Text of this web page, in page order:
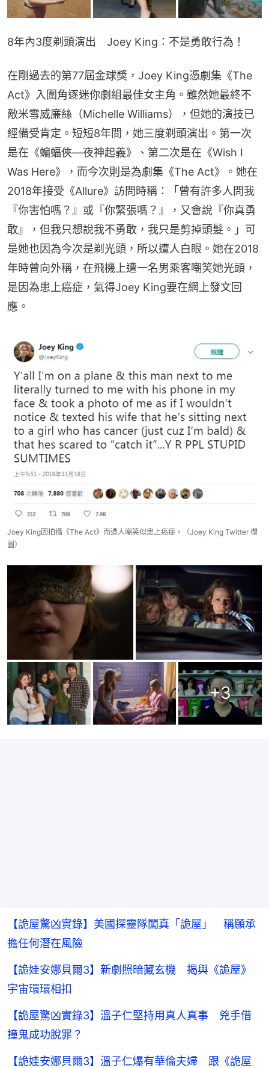
8年內3度剃頭演出　Joey King：不是勇敢行為！
在剛過去的第77屆金球獎，Joey King憑劇集《The
Act》入圍角逐迷你劇組最佳女主角。雖然她最終不
敵米雪威廉絲（Michelle Williams），但她的演技已
經備受肯定。短短8年間，她三度剃頭演出。第一次
是在《蝙蝠俠—夜神起義》、第二次是在《Wish I
Was Here》，而今次則是為劇集《The Act》。她在
2018年接受《Allure》訪問時稱：「曾有許多人問我
『你害怕嗎？』或『你緊張嗎？』，又會說『你真勇
敢』，但我只想說我不勇敢，我只是剪掉頭髮。」可
是她也因為今次是剃光頭，所以遭人白眼。她在2018
年時曾向外稱，在飛機上遭一名男乘客嘲笑她光頭，
是因為患上癌症，氣得Joey King要在網上發文回
應。
Joey King因拍攝《The Act》而遭人嘲笑似患上癌症。（Joey King Twitter 擷
圖）
+3
【詭屋驚凶實錄】美國探靈隊闖真「詭屋」 稱願承
擔任何潛在風險
【詭娃安娜貝爾3】新劇照暗藏玄機 揭與《詭屋》
宇宙環環相扣
【詭屋驚凶實錄3】溫子仁堅持用真人真事 兇手借
撞鬼成功脫罪？
【詭娃安娜貝爾3】溫子仁爆有華倫夫婦 跟《詭屋